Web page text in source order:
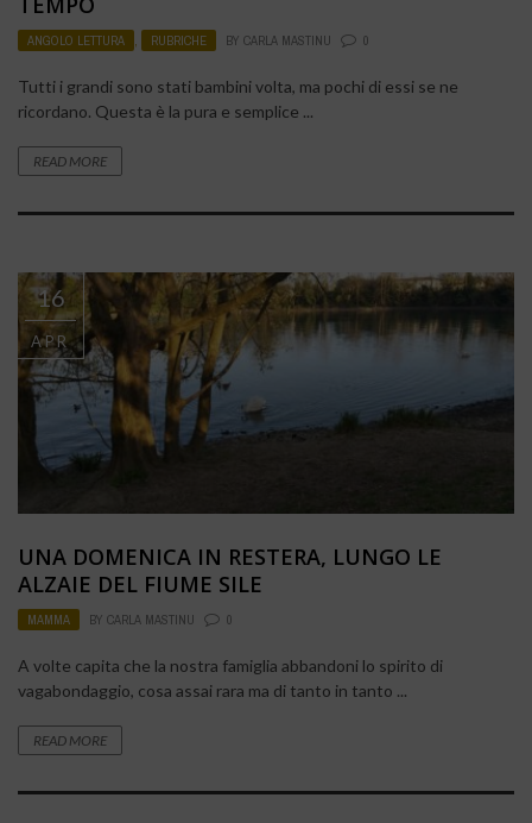
ANGOLO LETTURA , RUBRICHE BY CARLA MASTINU 0
Tutti i grandi sono stati bambini volta, ma pochi di essi se ne
ricordano. Questa è la pura e semplice ...
READ MORE
16
APR
UNA DOMENICA IN RESTERA, LUNGO LE
ALZAIE DEL FIUME SILE
MAMMA BY CARLA MASTINU 0
A volte capita che la nostra famiglia abbandoni lo spirito di
vagabondaggio, cosa assai rara ma di tanto in tanto ...
READ MORE